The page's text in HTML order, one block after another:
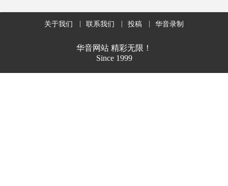
关于我们 联系我们 投稿 华音录制
华音网站 精彩无限！
Since 1999